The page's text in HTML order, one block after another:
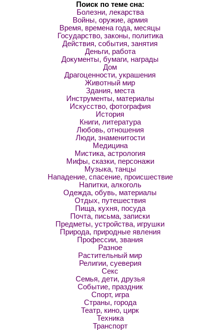
Поиск по теме сна:
Болезни, лекарства
Войны, оружие, армия
Время, времена года, месяцы
Государство, законы, политика
Действия, события, занятия
Деньги, работа
Документы, бумаги, награды
Дом
Драгоценности, украшения
Животный мир
Здания, места
Инструменты, материалы
Искусство, фотография
История
Книги, литература
Любовь, отношения
Люди, знаменитости
Медицина
Мистика, астрология
Мифы, сказки, персонажи
Музыка, танцы
Нападение, спасение, происшествие
Напитки, алкоголь
Одежда, обувь, материалы
Отдых, путешествия
Пища, кухня, посуда
Почта, письма, записки
Предметы, устройства, игрушки
Природа, природные явления
Профессии, звания
Разное
Растительный мир
Религии, суеверия
Секс
Семья, дети, друзья
Событие, праздник
Спорт, игра
Страны, города
Театр, кино, цирк
Техника
Транспорт